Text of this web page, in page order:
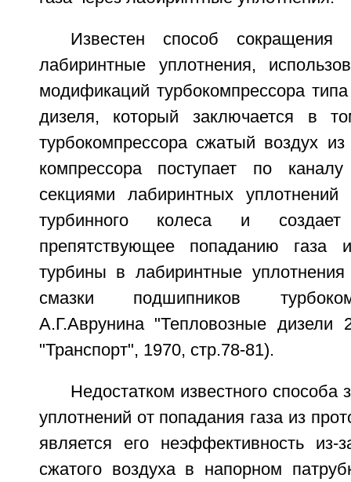
Известен способ сокращения
лабиринтные уплотнения,
модификаций турбокомпрессора
дизеля, который заключается в
турбокомпрессора сжатый воздух из
компрессора поступает по
секциями лабиринтных
турбинного колеса и создает
препятствующее попаданию газа
турбины в лабиринтные
смазки подшипников
А.Г.Аврунина "Тепловозные
"Транспорт", 1970, стр.78-81).
Недостатком известного
уплотнений от попадания газа из
является его неэффективность из-
сжатого воздуха в напорном